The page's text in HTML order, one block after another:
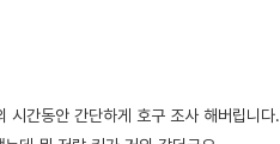
시간동안 간단하게 호구 조사 해버립니다.